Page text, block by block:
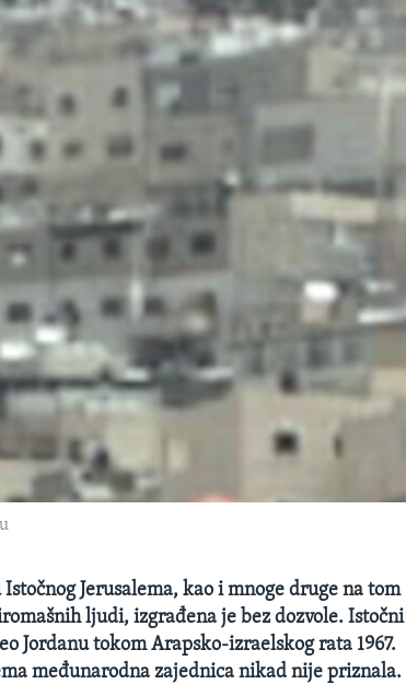
Jerusalema, kao i mnoge druge na tom
ljudi, izgrađena je bez dozvole. Istočni
Jordanu tokom Arapsko-izraelskog rata 1967.
međunarodna zajednica nikad nije priznala.